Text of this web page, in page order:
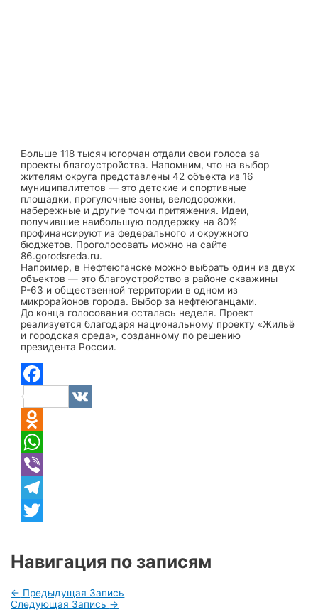
Больше 118 тысяч югорчан отдали свои голоса за
проекты благоустройства. Напомним, что на выбор
жителям округа представлены 42 объекта из 16
муниципалитетов — это детские и спортивные
площадки, прогулочные зоны, велодорожки,
набережные и другие точки притяжения. Идеи,
получившие наибольшую поддержку на 80%
профинансируют из федерального и окружного
бюджетов. Проголосовать можно на сайте
86.gorodsreda.ru.
Например, в Нефтеюганске можно выбрать один из двух
объектов — это благоустройство в районе скважины
Р-63 и общественной территории в одном из
микрорайонов города. Выбор за нефтеюганцами.
До конца голосования осталась неделя. Проект
реализуется благодаря национальному проекту «Жильё
и городская среда», созданному по решению
президента России.
Facebook
VK
Odnoklassniki
WhatsApp
Viber
Telegram
Навигация по записям
← Предыдущая Запись
Следующая Запись →